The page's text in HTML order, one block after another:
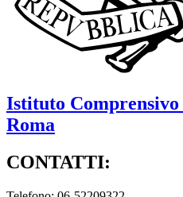
Istituto Comprensivo
Roma
CONTATTI: